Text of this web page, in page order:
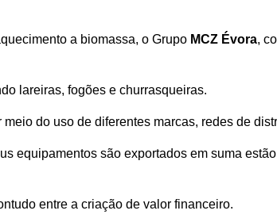
a biomassa, o Grupo MCZ Évora,
lareiras, fogões e churrasqueiras.
do uso de diferentes marcas, redes de
equipamentos são exportados em suma
entre a criação de valor financeiro.